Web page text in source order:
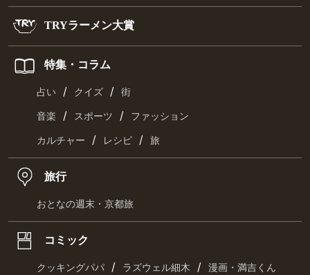
TRYラーメン大賞
特集・コラム
占い / クイズ / 街
音楽 / スポーツ / ファッション
カルチャー / レシピ / 旅
旅行
おとなの週末・京都旅
コミック
クッキングパパ / ラズウェル細木 / 漫画・満吉くん